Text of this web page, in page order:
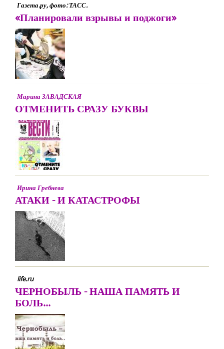
Газета.ру, фото: ТАСС.
«Планировали взрывы и поджоги»
Марина ЗАВАДСКАЯ
ОТМЕНИТЬ СРАЗУ БУКВЫ
Ирина Гребнева
АТАКИ - И КАТАСТРОФЫ
life.ru
ЧЕРНОБЫЛЬ - НАША ПАМЯТЬ И
БОЛЬ...